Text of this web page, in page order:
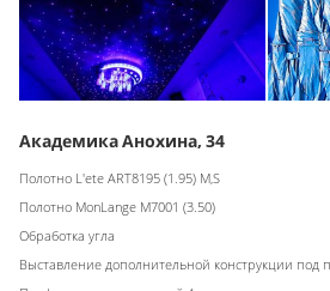
Академика Анохина, 34
Полотно L'ete ART8195 (1.95) M,S
Полотно MonLange M7001 (3.50)
Обработка угла
Выставление дополнительной конструкции под